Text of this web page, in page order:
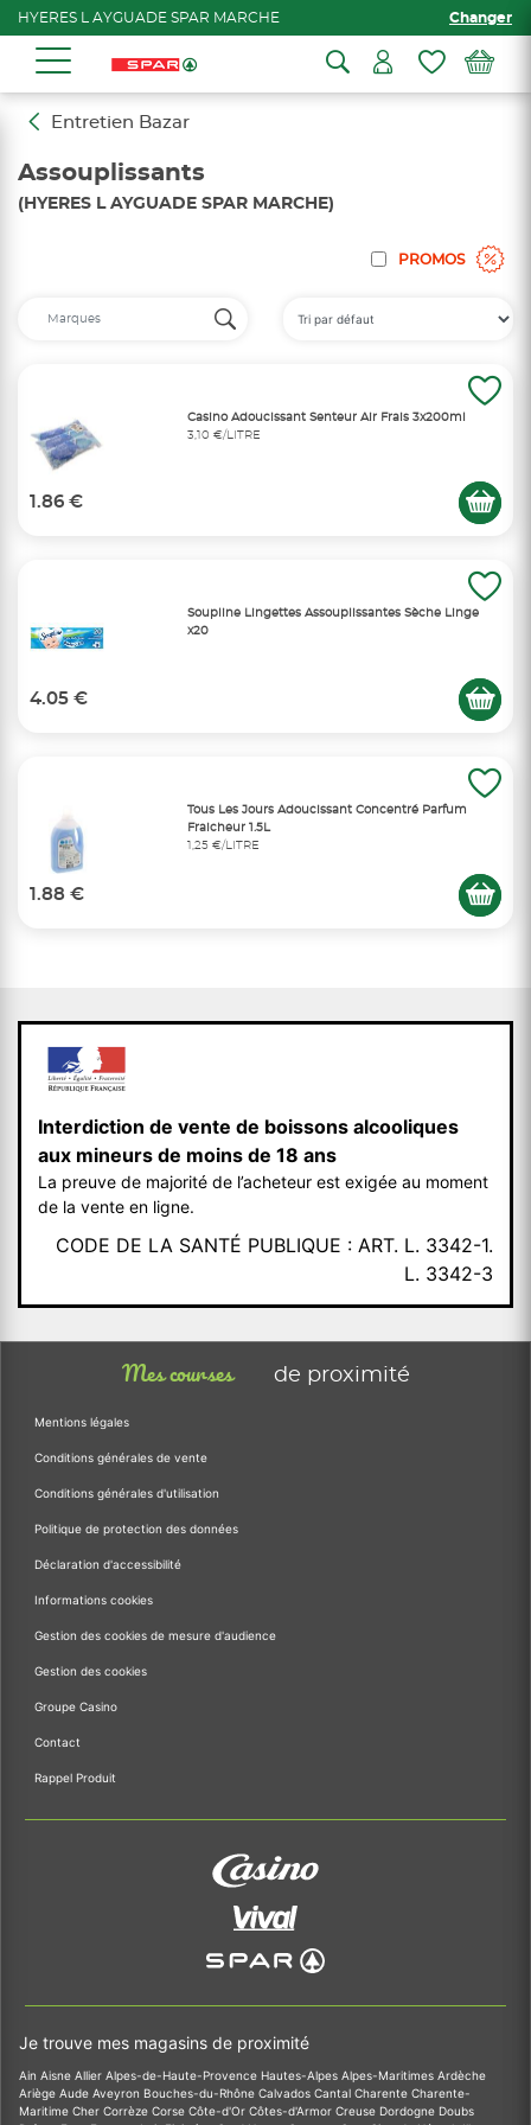
HYERES L AYGUADE SPAR MARCHE Changer
Entretien Bazar
Assouplissants
(HYERES L AYGUADE SPAR MARCHE)
PROMOS
Casino Adoucissant Senteur Air Frais 3x200ml
3,10 €/LITRE
1.86 €
Soupline Lingettes Assouplissantes Sèche Linge
x20
4.05 €
Tous Les Jours Adoucissant Concentré Parfum
Fraicheur 1.5L
1,25 €/LITRE
1.88 €
Interdiction de vente de boissons alcooliques
aux mineurs de moins de 18 ans
La preuve de majorité de l’acheteur est exigée au moment
de la vente en ligne.
CODE DE LA SANTÉ PUBLIQUE : ART. L. 3342-1.
L. 3342-3
Mes courses de proximité
Mentions légales
Conditions générales de vente
Conditions générales d'utilisation
Politique de protection des données
Déclaration d'accessibilité
Informations cookies
Gestion des cookies de mesure d'audience
Gestion des cookies
Groupe Casino
Contact
Rappel Produit
Je trouve mes magasins de proximité
Ain Aisne Allier Alpes-de-Haute-Provence Hautes-Alpes Alpes-Maritimes Ardèche
Ariège Aude Aveyron Bouches-du-Rhône Calvados Cantal Charente Charente-
Maritime Cher Corrèze Corse Côte-d'Or Côtes-d'Armor Creuse Dordogne Doubs